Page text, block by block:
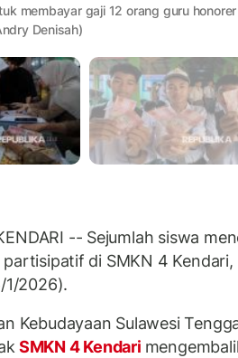
membayar gaji 12 orang guru
Denisah)
-- Sejumlah siswa
di SMKN 4 Kendari,
1/2026).
Kebudayaan Sulawesi
SMKN 4 Kendari